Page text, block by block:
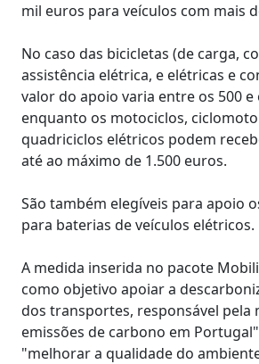
mil euros para veículos com mais
No caso das bicicletas (de carga,
assistência elétrica, e elétricas e
valor do apoio varia entre os 500 e
enquanto os motociclos,
quadriciclos elétricos podem
até ao máximo de 1.500 euros.
São também elegíveis para apoio
para baterias de veículos elétricos.
A medida inserida no pacote
como objetivo apoiar a
dos transportes, responsável pela
emissões de carbono em
"melhorar a qualidade do